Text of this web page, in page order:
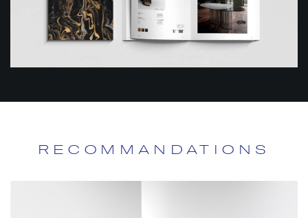
RECOMMANDATIONS